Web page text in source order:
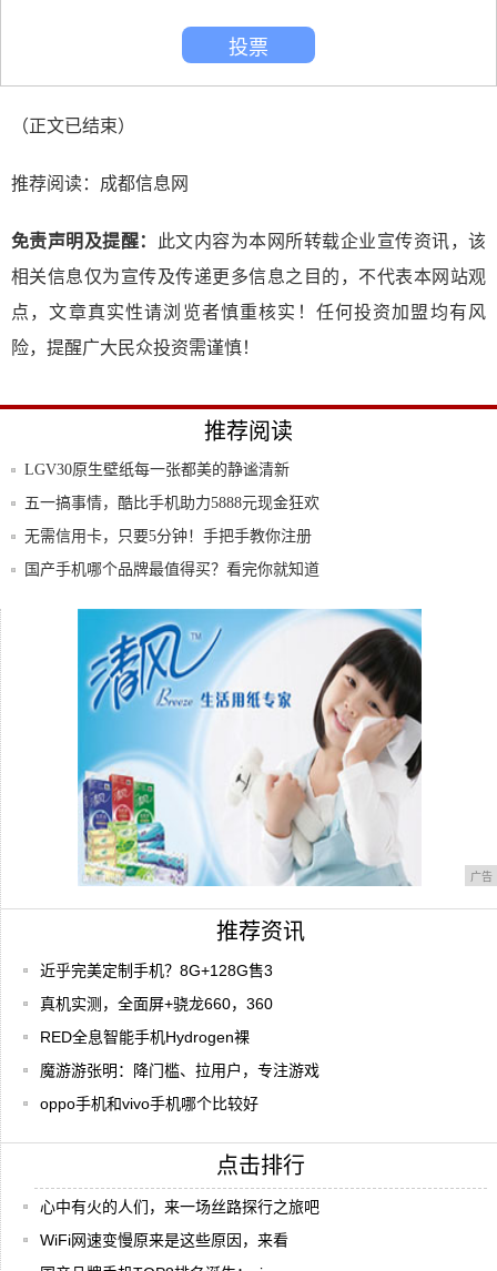
投票
（正文已结束）
推荐阅读： 成都信息网
免责声明及提醒：
此文内容为本网所转载企业宣传资讯，该
相关信息仅为宣传及传递更多信息之目的，不代表本网站观
点，文章真实性请浏览者慎重核实！任何投资加盟均有风
险，提醒广大民众投资需谨慎！
推荐阅读
LGV30原生壁纸每一张都美的静谧清新
五一搞事情，酷比手机助力5888元现金狂欢
世
无需信用卡，只要5分钟！手把手教你注册
美区A
国产手机哪个品牌最值得买？看完你就知道
搭载SVLTE技术,全魔王助力用户同时电话
广告
推荐资讯
近乎完美定制手机？8G+128G售3
真机实测，全面屏+骁龙660，360
RED全息智能手机Hydrogen裸
魔游游张明：降门槛、拉用户，专注游戏
oppo手机和vivo手机哪个比较好
点击排行
心中有火的人们，来一场丝路探行之旅吧
WiFi网速变慢原来是这些原因，来看